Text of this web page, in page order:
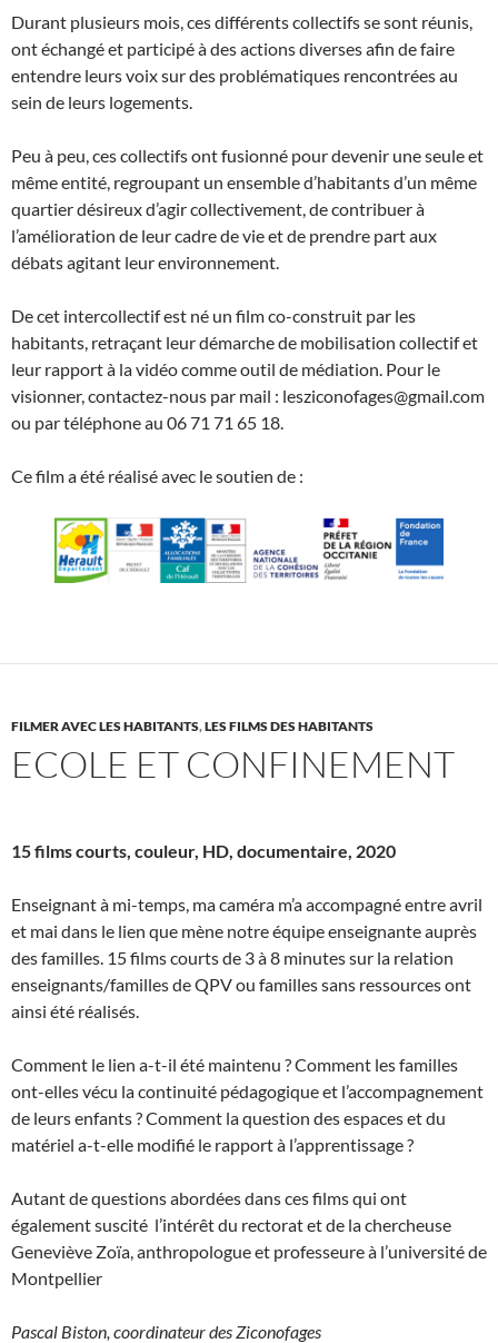
Durant plusieurs mois, ces différents collectifs se sont réunis,
ont échangé et participé à des actions diverses afin de faire
entendre leurs voix sur des problématiques rencontrées au
sein de leurs logements.
Peu à peu, ces collectifs ont fusionné pour devenir une seule et
même entité, regroupant un ensemble d’habitants d’un même
quartier désireux d’agir collectivement, de contribuer à
l’amélioration de leur cadre de vie et de prendre part aux
débats agitant leur environnement.
De cet intercollectif est né un film co-construit par les
habitants, retraçant leur démarche de mobilisation collectif et
leur rapport à la vidéo comme outil de médiation. Pour le
visionner, contactez-nous par mail : lesziconofages@gmail.com
ou par téléphone au 06 71 71 65 18.
Ce film a été réalisé avec le soutien de :
FILMER AVEC LES HABITANTS,LES FILMS DES HABITANTS
ECOLE ET CONFINEMENT
15 films courts, couleur, HD, documentaire, 2020
Enseignant à mi-temps, ma caméra m’a accompagné entre avril
et mai dans le lien que mène notre équipe enseignante auprès
des familles. 15 films courts de 3 à 8 minutes sur la relation
enseignants/familles de QPV ou familles sans ressources ont
ainsi été réalisés.
Comment le lien a-t-il été maintenu ? Comment les familles
ont-elles vécu la continuité pédagogique et l’accompagnement
de leurs enfants ? Comment la question des espaces et du
matériel a-t-elle modifié le rapport à l’apprentissage ?
Autant de questions abordées dans ces films qui ont
également suscité l’intérêt du rectorat et de la chercheuse
Geneviève Zoïa, anthropologue et professeure à l’université de
Montpellier
Pascal Biston, coordinateur des Ziconofages